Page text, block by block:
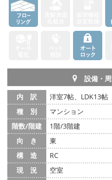
設備・
内 訳
洋室7帖、LDK13帖
種 別
マンション
階数/階建
1階/3階建
向 き
東
構 造
RC
現 況
空室